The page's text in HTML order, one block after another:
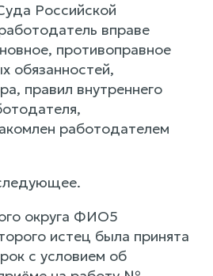
Российской
вправе
противоправное
обязанностей,
правил внутреннего
работодателем
округа ФИО5
истец была принята
с условием об